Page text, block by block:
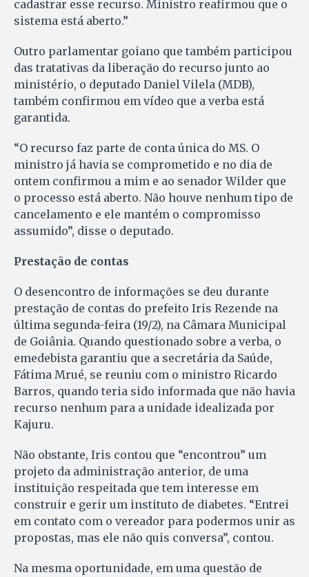
cadastrar esse recurso. Ministro reafirmou que o
sistema está aberto.”
Outro parlamentar goiano que também participou
das tratativas da liberação do recurso junto ao
ministério, o deputado Daniel Vilela (MDB),
também confirmou em vídeo que a verba está
garantida.
“O recurso faz parte de conta única do MS. O
ministro já havia se comprometido e no dia de
ontem confirmou a mim e ao senador Wilder que
o processo está aberto. Não houve nenhum tipo de
cancelamento e ele mantém o compromisso
assumido”, disse o deputado.
Prestação de contas
O desencontro de informações se deu durante
prestação de contas do prefeito Iris Rezende na
última segunda-feira (19/2), na Câmara Municipal
de Goiânia. Quando questionado sobre a verba, o
emedebista garantiu que a secretária da Saúde,
Fátima Mrué, se reuniu com o ministro Ricardo
Barros, quando teria sido informada que não havia
recurso nenhum para a unidade idealizada por
Kajuru.
Não obstante, Iris contou que “encontrou” um
projeto da administração anterior, de uma
instituição respeitada que tem interesse em
construir e gerir um instituto de diabetes. “Entrei
em contato com o vereador para podermos unir as
propostas, mas ele não quis conversa”, contou.
Na mesma oportunidade, em uma questão de